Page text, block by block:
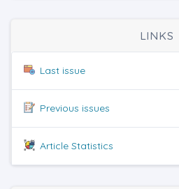
LINKS
Last issue
Previous issues
Article Statistics